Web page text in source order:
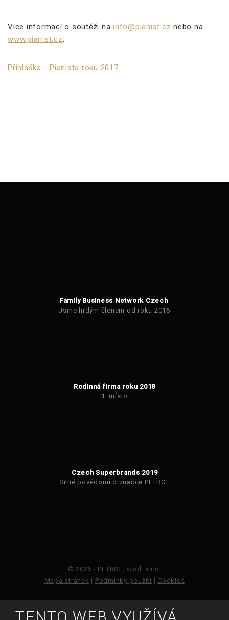
Více informací o soutěži na info@pianist.cz nebo na
www.pianist.cz.
Přihláška - Pianista roku 2017
Family Business Network Czech
Jsme hrdým členem od roku 2016
Rodinná firma roku 2018
1. místo
Czech Superbrands 2019
Silné povědomí o značce PETROF
© 2026 - PETROF, spol. s r.o.
Mapa stránek | Podmínky použití | Cookies
platí pro něj